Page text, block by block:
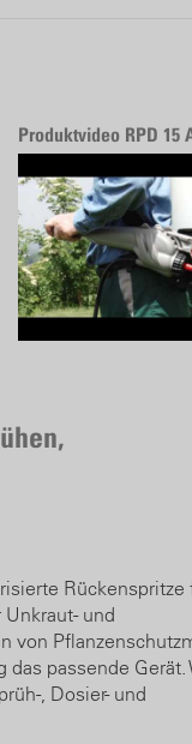
Produktvideo RPD 15
Rückenspritze
und
von
passende Gerät.
, Dosier- und